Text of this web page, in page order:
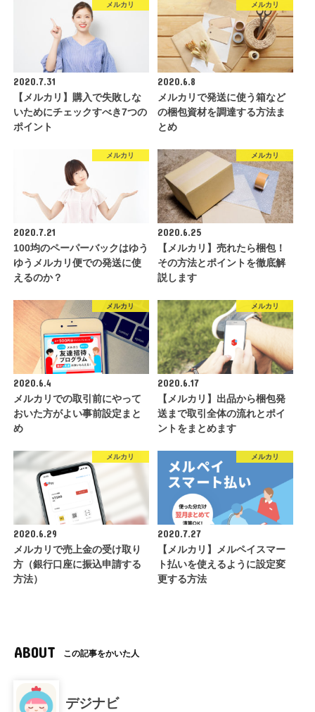
メルカリ
2020.7.31
【メルカリ】購入で失敗しな
いためにチェックすべき7つの
ポイント
メルカリ
2020.6.8
メルカリで発送に使う箱など
の梱包資材を調達する方法ま
とめ
メルカリ
2020.7.21
100均のペーパーバックはゆう
ゆうメルカリ便での発送に使
えるのか？
メルカリ
2020.6.25
【メルカリ】売れたら梱包！
その方法とポイントを徹底解
説します
メルカリ
2020.6.4
メルカリでの取引前にやって
おいた方がよい事前設定まと
め
メルカリ
2020.6.17
【メルカリ】出品から梱包発
送まで取引全体の流れとポイ
ントをまとめます
メルカリ
2020.6.29
メルカリで売上金の受け取り
方（銀行口座に振込申請する
方法）
メルカリ
2020.7.27
【メルカリ】メルペイスマー
ト払いを使えるように設定変
更する方法
ABOUT この記事をかいた人
デジナビ